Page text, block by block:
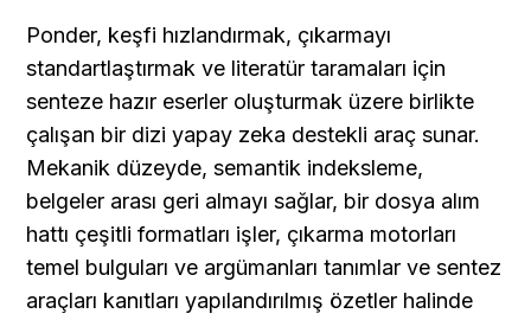
Ponder, keşfi hızlandırmak, çıkarmayı
standartlaştırmak ve literatür taramaları için
senteze hazır eserler oluşturmak üzere birlikte
çalışan bir dizi yapay zeka destekli araç sunar.
Mekanik düzeyde, semantik indeksleme,
belgeler arası geri almayı sağlar, bir dosya alım
hattı çeşitli formatları işler, çıkarma motorları
temel bulguları ve argümanları tanımlar ve sentez
araçları kanıtları yapılandırılmış özetler halinde